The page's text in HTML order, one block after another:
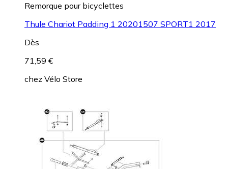
Remorque pour bicyclettes
Thule Chariot Padding 1 20201507 SPORT1 2017
Dès
71,59 €
chez Vélo Store